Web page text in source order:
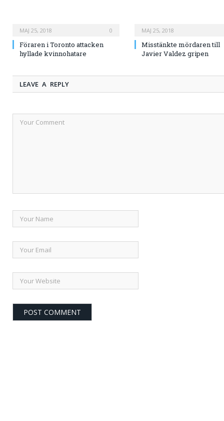
MAJ 25, 2018 0
Föraren i Toronto attacken
hyllade kvinnohatare
MAJ 25, 2018
Misstänkte mördaren till
Javier Valdez gripen
LEAVE A REPLY